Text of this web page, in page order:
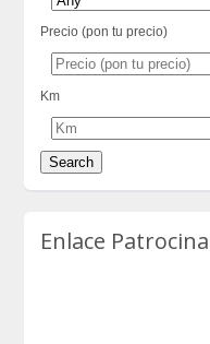
Precio (pon tu precio)
Km
Enlace